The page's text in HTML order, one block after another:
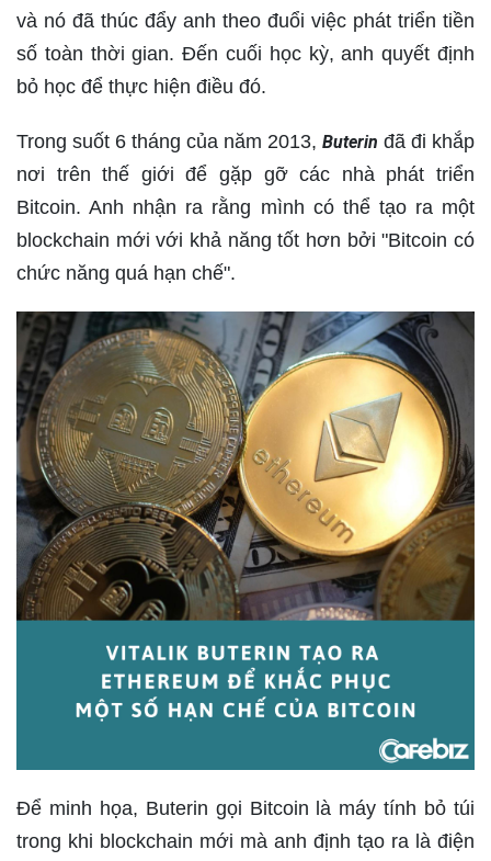
và nó đã thúc đẩy anh theo đuổi việc phát triển tiền
số toàn thời gian. Đến cuối học kỳ, anh quyết định
bỏ học để thực hiện điều đó.
Trong suốt 6 tháng của năm 2013, Buterin đã đi khắp
nơi trên thế giới để gặp gỡ các nhà phát triển
Bitcoin. Anh nhận ra rằng mình có thể tạo ra một
blockchain mới với khả năng tốt hơn bởi "Bitcoin có
chức năng quá hạn chế".
Để minh họa, Buterin gọi Bitcoin là máy tính bỏ túi
trong khi blockchain mới mà anh định tạo ra là điện